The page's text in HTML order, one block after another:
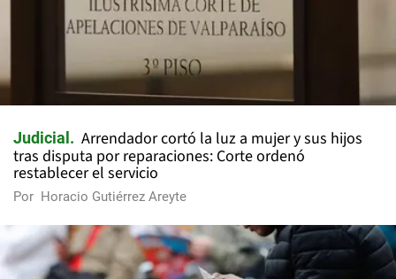
Judicial
Arrendador cortó la luz a mujer y sus hijos
tras disputa por reparaciones: Corte ordenó
restablecer el servicio
Por Horacio Gutiérrez Areyte